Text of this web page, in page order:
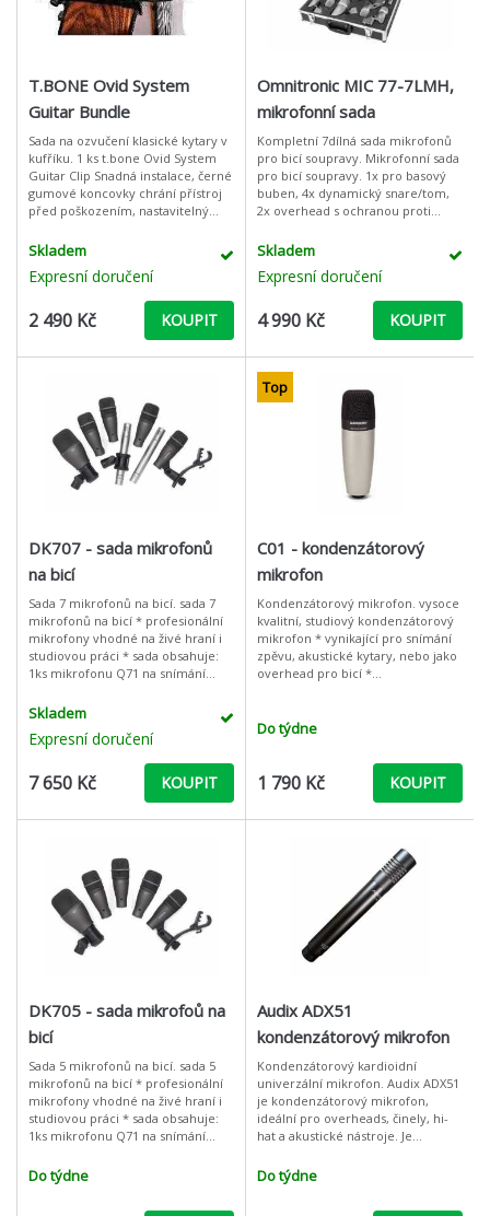
T.BONE Ovid System
Guitar Bundle
Sada na ozvučení klasické kytary v
kufříku. 1 ks t.bone Ovid System
Guitar Clip Snadná instalace, černé
gumové koncovky chrání přístroj
před poškozením, nastavitelný
1 ks t.bone Ovi
Skladem
Expresní doručení
2 490 Kč KOUPIT
Omnitronic MIC 77-7LMH,
mikrofonní sada
Kompletní 7dílná sada mikrofonů
pro bicí soupravy. Mikrofonní sada
pro bicí soupravy. 1x pro basový
buben, 4x dynamický snare/tom,
2x overhead s ochranou proti
stdiové i live použití. Obsahu
Skladem
Expresní doručení
4 990 Kč KOUPIT
DK707 - sada mikrofonů
na bicí
Sada 7 mikrofonů na bicí. sada 7
mikrofonů na bicí * profesionální
mikrofony vhodné na živé hraní i
studiovou práci * sada obsahuje:
1ks mikrofonu Q71 na snímání
instrumentálního mikrofonu Q72
Skladem
Expresní doručení
7 650 Kč KOUPIT
Top
C01 - kondenzátorový
mikrofon
Kondenzátorový mikrofon. vysoce
kvalitní, studiový kondenzátorový
mikrofon * vynikající pro snímání
zpěvu, akustické kytary, nebo jako
overhead pro bicí *
Do týdne
1 790 Kč KOUPIT
DK705 - sada mikrofoů na
bicí
Sada 5 mikrofonů na bicí. sada 5
mikrofonů na bicí * profesionální
mikrofony vhodné na živé hraní i
studiovou práci * sada obsahuje:
1ks mikrofonu Q71 na snímání
instrumentálního mikrofonu Q72
pro sní
Do týdne
Audix ADX51
kondenzátorový mikrofon
Kondenzátorový kardioidní
univerzální mikrofon. Audix ADX51
je kondenzátorový mikrofon,
ideální pro overheads, činely, hi-
hat a akustické nástroje. Je
zpracovat širokou škálu zvuků jak
Do týdne